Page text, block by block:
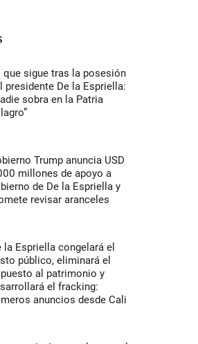
que sigue tras la posesión
presidente De la Espriella:
sobra en la Patria
Trump anuncia USD
millones de apoyo a
de De la Espriella y
revisar aranceles
la Espriella congelará el
público, eliminará el
al patrimonio y
el fracking:
anuncios desde Cali